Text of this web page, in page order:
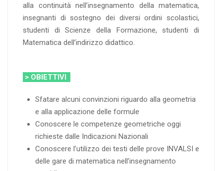
alla continuità nell’insegnamento della matematica,
insegnanti di sostegno dei diversi ordini scolastici,
studenti di Scienze della Formazione, studenti di
Matematica dell’indirizzo didattico.
> OBIETTIVI
Sfatare alcuni convinzioni riguardo alla geometria
e alla applicazione delle formule
Conoscere le competenze geometriche oggi
richieste dalle Indicazioni Nazionali
Conoscere l’utilizzo dei testi delle prove INVALSI e
delle gare di matematica nell’insegnamento